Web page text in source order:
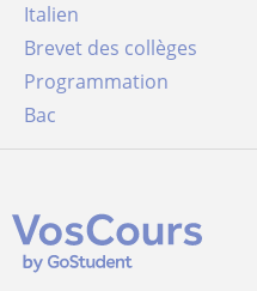
Italien
Brevet des collèges
Programmation
Bac